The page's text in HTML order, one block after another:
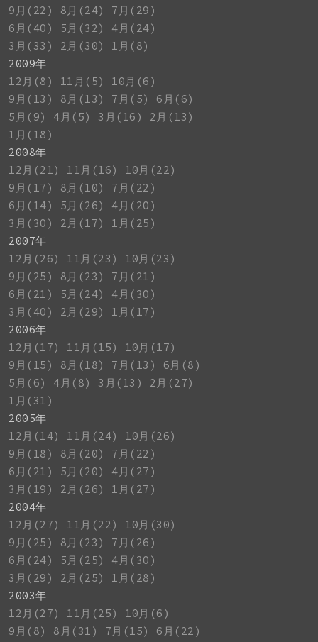
9月(22)
8月(24)
7月(29)
6月(40)
5月(32)
4月(24)
3月(33)
2月(30)
1月(8)
2009年
12月(8)
11月(5)
10月(6)
9月(13)
8月(13) 7月(5)
6月(6)
5月(9)
4月(5) 3月(16)
2月(13)
1月(18)
2008年
12月(21)
11月(16)
10月(22)
9月(17)
8月(10)
7月(22)
6月(14)
5月(26)
4月(20)
3月(30)
2月(17)
1月(25)
2007年
12月(26)
11月(23)
10月(23)
9月(25)
8月(23)
7月(21)
6月(21)
5月(24)
4月(30)
3月(40)
2月(29)
1月(17)
2006年
12月(17)
11月(15)
10月(17)
9月(15)
8月(18) 7月(13)
6月(8)
5月(6)
4月(8) 3月(13)
2月(27)
1月(31)
2005年
12月(14)
11月(24)
10月(26)
9月(18)
8月(20)
7月(22)
6月(21)
5月(20)
4月(27)
3月(19)
2月(26)
1月(27)
2004年
12月(27)
11月(22)
10月(30)
9月(25)
8月(23)
7月(26)
6月(24)
5月(25)
4月(30)
3月(29)
2月(25)
1月(28)
2003年
12月(27)
11月(25)
10月(6)
9月(8)
8月(31) 7月(15) 6月(22)